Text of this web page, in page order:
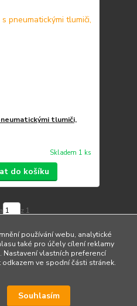
tlumiči,
Skladem 1 ks
do košíku
z 1
cookies.
používání webu, analytické
také pro účely cílení reklamy
Nastavení vlastních preferencí
ve spodní části stránek.
Souhlasím